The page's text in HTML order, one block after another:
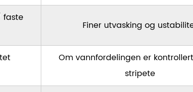
faste
Finer utvasking og
Om vannfordelingen er
stripete